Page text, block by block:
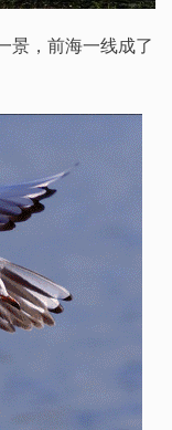
景，前海一线成了